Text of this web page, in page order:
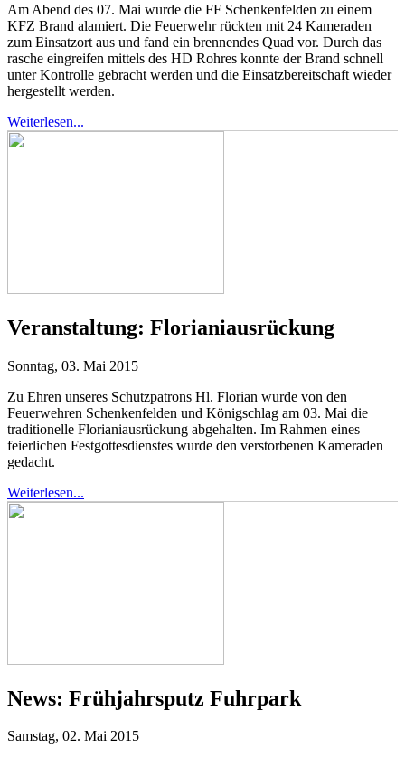
Am Abend des 07. Mai wurde die FF Schenkenfelden zu einem
KFZ Brand alamiert. Die Feuerwehr rückten mit 24 Kameraden
zum Einsatzort aus und fand ein brennendes Quad vor. Durch das
rasche eingreifen mittels des HD Rohres konnte der Brand schnell
unter Kontrolle gebracht werden und die Einsatzbereitschaft wieder
hergestellt werden.
Weiterlesen...
Veranstaltung: Florianiausrückung
Sonntag, 03. Mai 2015
Zu Ehren unseres Schutzpatrons Hl. Florian wurde von den
Feuerwehren Schenkenfelden und Königschlag am 03. Mai die
traditionelle Florianiausrückung abgehalten. Im Rahmen eines
feierlichen Festgottesdienstes wurde den verstorbenen Kameraden
gedacht.
Weiterlesen...
News: Frühjahrsputz Fuhrpark
Samstag, 02. Mai 2015